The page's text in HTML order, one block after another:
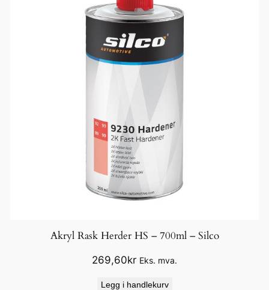
Akryl Rask Herder HS – 700ml – Silco
269,60kr Eks. mva.
Legg i handlekurv